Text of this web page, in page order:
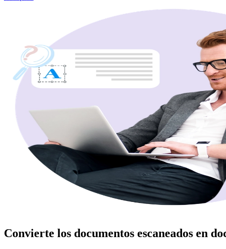
Convierte los documentos escaneados en